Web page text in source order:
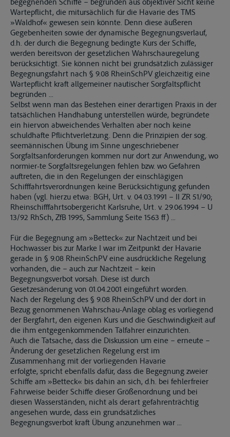
Wartepflicht, die mitursächlich für die Havarie des TMS
»Waldhof« gewesen sein könnte. Denn diese äußeren
Gegebenheiten sowie der dynamische Begegnungsverlauf,
d.h. der durch die Begegnung bedingte Kurs der Schiffe,
werden bereitsvon der gesetzlichen Wahrschauregelung
berücksichtigt. Sie können nicht bei grundsätzlich zulässiger
Begegnungsfahrt nach § 9.08 RheinSchPV gleichzeitig eine
Wartepflicht kraft allgemeiner nautischer Sorgfaltspflicht
begründen ...
Selbst wenn man das Bestehen einer derartigen Praxis in der
tatsächlichen Handhabung unterstellen würde, begründete
ein hiervon abweichendes Verhalten aber noch keine
schuldhafte Pflichtverletzung. Denn die Prinzipien der sog.
seemännischen Übung im Sinne ungeschriebener
Sorgfaltsanforderungen kommen nur dort zur Anwendung, wo
normier-te Sorgfaltsregelungen fehlen bzw. wo Gefahren
auftreten, die in den Regelungen der einschlägigen
Schifffahrtsverordnungen keine Berücksichtigung gefunden
haben (vgl. hierzu etwa: BGH, Urt. v. 04.03.1991 – II ZR 51/90;
Rheinschifffahrtsobergericht Karlsruhe, Urt. v. 29.06.1994 – U
13/92 RhSch, ZfB 1995, Sammlung Seite 1563 ff) ...
Für die Begegnung am »Betteck« zur Nachtzeit und bei
Hochwasser bis zur Marke I war im Zeitpunkt der Havarie
gerade in § 9.08 RheinSchPV eine ausdrückliche Regelung
vorhanden, die – auch zur Nachtzeit – kein
Begegnungsverbot vorsah. Diese ist durch
Gesetzesänderung von 01.04.2001 eingeführt worden.
Nach der Regelung des § 9.08 RheinSchPV und der dort in
Bezug genommenen Wahrschau-Anlage oblag es vorliegend
der Bergfahrt, den eigenen Kurs und die Geschwindigkeit auf
die ihm entgegenkommenden Talfahrer einzurichten.
Auch die Tatsache, dass die Diskussion um eine – erneute –
Änderung der gesetzlichen Regelung erst im
Zusammenhang mit der vorliegenden Havarie
erfolgte, spricht ebenfalls dafür, dass die Begegnung zweier
Schiffe am »Betteck« bis dahin an sich, d.h. bei fehlerfreier
Fahrweise beider Schiffe dieser Größenordnung und bei
diesen Wasserständen, nicht als derart gefahrenträchtig
angesehen wurde, dass ein grundsätzliches
Begegnungsverbot kraft Übung anzunehmen war ...